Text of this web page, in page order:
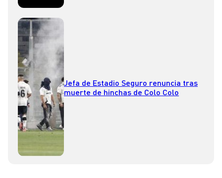
Jefa de Estadio Seguro renuncia tras
muerte de hinchas de Colo Colo